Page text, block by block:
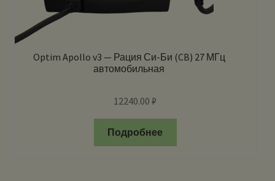
Optim Apollo v3 — Рация Си-Би (CB) 27 МГц
автомобильная
12240.00₽
Подробнее